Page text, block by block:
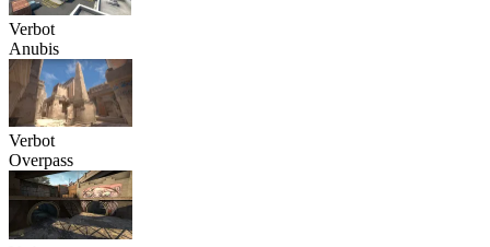
Verbot
Anubis
Verbot
Overpass